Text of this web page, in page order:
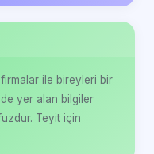
ile bireyleri bir
yer alan bilgiler
Teyit için